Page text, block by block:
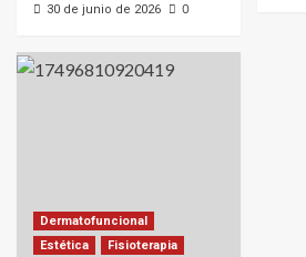
30 de junio de 2026 0
Dermatofuncional
Estética
Fisioterapia